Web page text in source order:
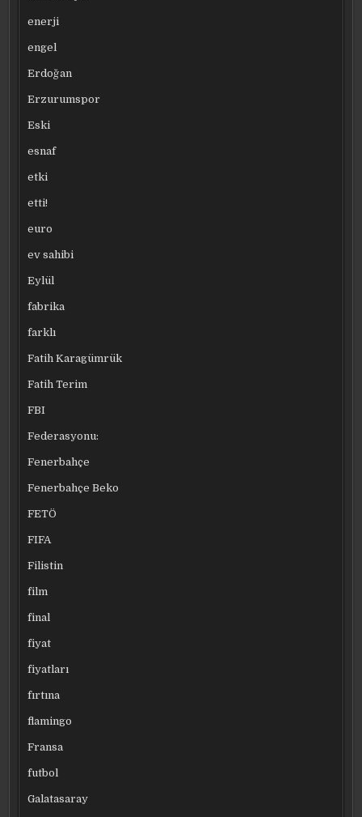
enerji
engel
Erdoğan
Erzurumspor
Eski
esnaf
etki
etti!
euro
ev sahibi
Eylül
fabrika
farklı
Fatih Karagümrük
Fatih Terim
FBI
Federasyonu:
Fenerbahçe
Fenerbahçe Beko
FETÖ
FIFA
Filistin
film
final
fiyat
fiyatları
fırtına
flamingo
Fransa
futbol
Galatasaray